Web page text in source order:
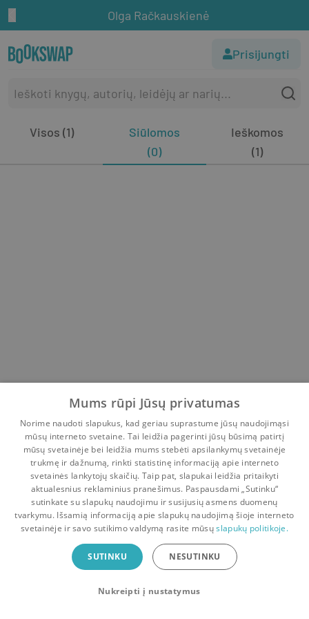
Olga Račkauskienė
Prisijungti
Visos (1)
Siūlomos
(0)
Ieškomos
(1)
Pradinis Krepšelis Pokalbiai Pranešimai Paskyra
Bookswap programėlė
Mainykis knygomis dar patogiau!
Uždaryti
Mums rūpi Jūsų privatumas
Norime naudoti slapukus, kad geriau suprastume jūsų naudojimąsi
mūsų interneto svetaine. Tai leidžia pagerinti jūsų būsimą patirtį
mūsų svetainėje bei leidžia mums stebėti apsilankymų svetainėje
trukmę ir dažnumą, rinkti statistinę informaciją apie interneto
svetainės lankytojų skaičių. Taip pat, slapukai leidžia pritaikyti
aktualesnius reklaminius pranešimus. Paspausdami „Sutinku“
sutinkate su slapukų naudojimu ir susijusių asmens duomenų
tvarkymu. Išsamią informaciją apie slapukų naudojimą šioje interneto
svetainėje ir savo sutikimo valdymą rasite mūsųslapukų politikoje.
SUTINKU NESUTINKU
Nukreipti į nustatymus